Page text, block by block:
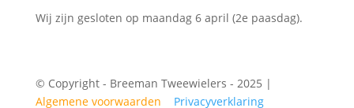
Wij zijn gesloten op maandag 6 april (2e paasdag).
© Copyright - Breeman Tweewielers - 2025 |
Algemene voorwaarden
Privacyverklaring